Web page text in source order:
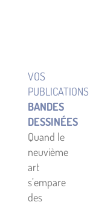
VOS
PUBLICATIONS
BANDES
DESSINÉES
Quand le
neuvième
art
s’empare
des